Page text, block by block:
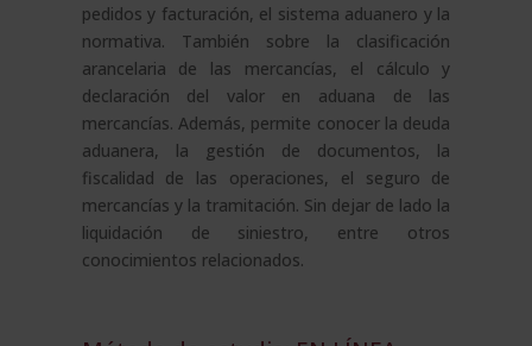
pedidos y facturación, el sistema aduanero y la
normativa. También sobre la clasificación
arancelaria de las mercancías, el cálculo y
declaración del valor en aduana de las
mercancías. Además, permite conocer la deuda
aduanera, la gestión de documentos, la
fiscalidad de las operaciones, el seguro de
mercancías y la tramitación. Sin dejar de lado la
liquidación de siniestro, entre otros
conocimientos relacionados.